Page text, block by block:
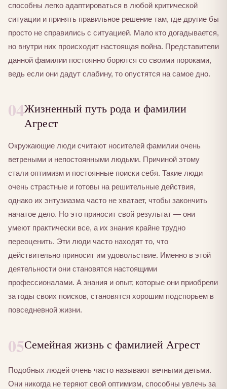
способны легко адаптироваться в любой критической
ситуации и принять правильное решение там, где другие бы
просто не справились с ситуацией. Мало кто догадывается,
но внутри них происходит настоящая война. Представители
данной фамилии постоянно борются со своими пороками,
ведь если они дадут слабину, то опустятся на самое дно.
04Жизненный путь рода и фамилии
Агрест
Окружающие люди считают носителей фамилии очень
ветреными и непостоянными людьми. Причиной этому
стали оптимизм и постоянные поиски себя. Такие люди
очень страстные и готовы на решительные действия,
однако их энтузиазма часто не хватает, чтобы закончить
начатое дело. Но это приносит свой результат — они
умеют практически все, а их знания крайне трудно
переоценить. Эти люди часто находят то, что
действительно приносит им удовольствие. Именно в этой
деятельности они становятся настоящими
профессионалами. А знания и опыт, которые они приобрели
за годы своих поисков, становятся хорошим подспорьем в
повседневной жизни.
05Семейная жизнь с фамилией Агрест
Подобных людей очень часто называют вечными детьми.
Они никогда не теряют свой оптимизм, способны увлечь за